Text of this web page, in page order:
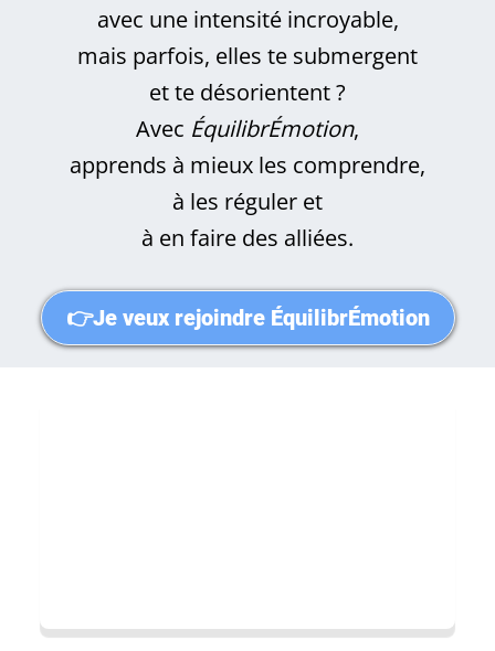
avec une intensité incroyable,
mais parfois, elles te submergent
et te désorientent ?
Avec ÉquilibrÉmotion,
apprends à mieux les comprendre,
à les réguler et
à en faire des alliées.
👉Je veux rejoindre ÉquilibrÉmotion